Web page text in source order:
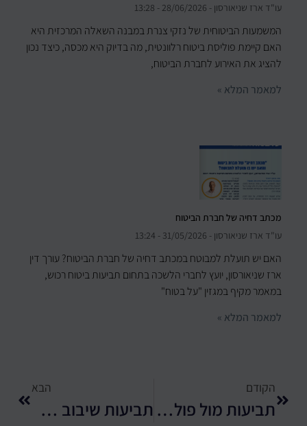
עו"ד ארז שניאורסון
המשמעות הביטוחית של נזקי צנרת במבנה השאלה המרכזית היא
האם קיימת פוליסת ביטוח רלוונטית, מה בדיוק היא מכסה, כיצד נכון
להציג את האירוע לחברת הביטוח,
למאמר המלא »
מכתב דחיה של חברת הביטוח
עו"ד ארז שניאורסון
האם יש תועלת למבוטח במכתב דחיה של חברת הביטוח? עורך דין
ארז שניאורסון, יועץ לחברי הלשכה בתחום תביעות ביטוח רכוש,
במאמר מקיף במגזין "על בטוח"
למאמר המלא »
הקודם
תביעות מול פוליסות לביטוח עבודות קבלניות
הבא
תביעות שיבוב של המוסד לביטוח לאומי